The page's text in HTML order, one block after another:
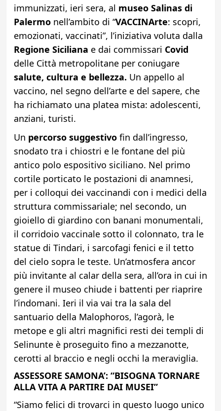
immunizzati, ieri sera, al museo Salinas di
Palermonell’ambito di “VACCINArte: scopri,
emozionati, vaccinati”, l’iniziativa voluta dalla
Regione Siciliana e dai commissari Covid
delle Città metropolitane per coniugare
salute, cultura e bellezza. Un appello al
vaccino, nel segno dell’arte e del sapere, che
ha richiamato una platea mista: adolescenti,
anziani, turisti.
Un percorso suggestivofin dall’ingresso,
snodato tra i chiostri e le fontane del più
antico polo espositivo siciliano. Nel primo
cortile porticato le postazioni di anamnesi,
per i colloqui dei vaccinandi con i medici della
struttura commissariale; nel secondo, un
gioiello di giardino con banani monumentali,
il corridoio vaccinale sotto il colonnato, tra le
statue di Tindari, i sarcofagi fenici e il tetto
del cielo sopra le teste. Un’atmosfera ancor
più invitante al calar della sera, all’ora in cui in
genere il museo chiude i battenti per riaprire
l’indomani. Ieri il via vai tra la sala del
santuario della Malophoros, l’agorà, le
metope e gli altri magnifici resti dei templi di
Selinunte è proseguito fino a mezzanotte,
cerotti al braccio e negli occhi la meraviglia.
ASSESSORE SAMONA’: “BISOGNA TORNARE
ALLA VITA A PARTIRE DAI MUSEI”
“Siamo felici di trovarci in questo luogo unico